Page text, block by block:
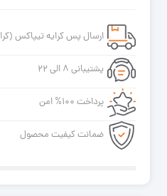
ضد
آب
کاسه
طوسی
گاتریا
عدد
ارسال پس کرایه تیپاکس
پشتیبانی ۸ الی ۲۲
پرداخت ۱۰۰% امن
ضمانت کیفیت محصول